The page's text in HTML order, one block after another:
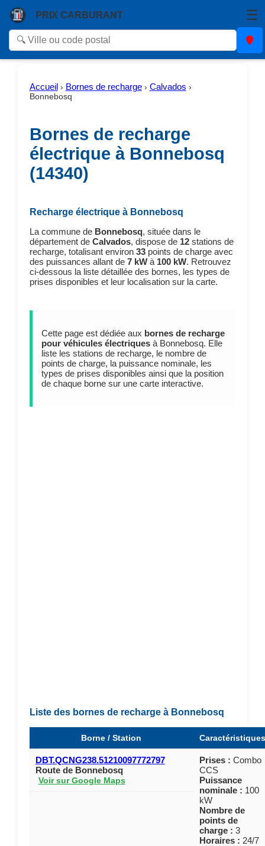
PRIX CARBURANT ☰
Accueil › Bornes de recharge› Calvados ›
Bonnebosq
Bornes de recharge
électrique à Bonnebosq
(14340)
Recharge électrique à Bonnebosq
La commune de Bonnebosq, située dans le
département de Calvados, dispose de 12stations de
recharge, totalisant environ 33points de charge avec
des puissances allant de 7 kWà 100 kW. Retrouvez
ci-dessous la liste détaillée des bornes, les types de
prises disponibles et leur localisation sur la carte.
Cette page est dédiée aux bornes de recharge
pour véhicules électriquesà Bonnebosq. Elle
liste les stations de recharge, le nombre de
points de charge, la puissance nominale, les
types de prises disponibles ainsi que la position
de chaque borne sur une carte interactive.
Liste des bornes de recharge à Bonnebosq
Borne / Station Caractéristiques
DBT.QCNG238.51210097772797
Route de Bonnebosq
Voir sur Google Maps
Prises : Combo
CCS
Puissance
nominale : 100
kW
Nombre de
points de
charge : 3
Horaires : 24/7